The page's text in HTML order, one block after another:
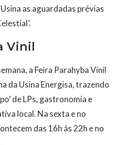
as aguardadas prévias
Vinil
a Feira Parahyba Vinil
da Usina Energisa, trazendo
de LPs, gastronomia e
local. Na sexta e no
das 16h às 22h e no